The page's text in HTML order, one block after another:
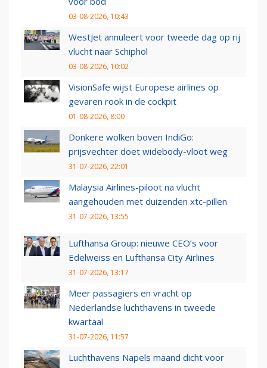
03-08-2026, 10:43
WestJet annuleert voor tweede dag op rij
vlucht naar Schiphol
03-08-2026, 10:02
VisionSafe wijst Europese airlines op
gevaren rook in de cockpit
01-08-2026, 8:00
Donkere wolken boven IndiGo:
prijsvechter doet widebody-vloot weg
31-07-2026, 22:01
Malaysia Airlines-piloot na vlucht
aangehouden met duizenden xtc-pillen
31-07-2026, 13:55
Lufthansa Group: nieuwe CEO’s voor
Edelweiss en Lufthansa City Airlines
31-07-2026, 13:17
Meer passagiers en vracht op
Nederlandse luchthavens in tweede
kwartaal
31-07-2026, 11:57
Luchthavens Napels maand dicht voor